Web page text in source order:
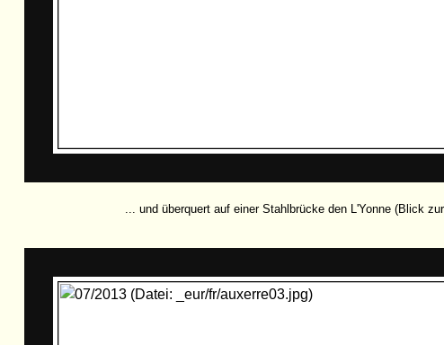
... und überquert auf einer Stahlbrücke den L'Yonne (Blick